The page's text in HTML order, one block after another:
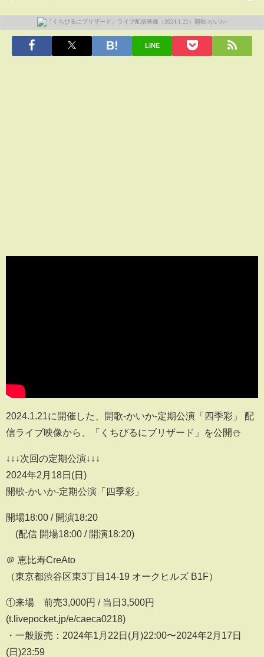
LINE
2024.1.21に開催した、開歌-かいか-定期公演「四季彩」 配
信ライブ映像から、「くちびるにブリザード」を公開⛄
↓↓↓次回の定期公演↓↓↓
2024年2月18日(日)
開歌-かいか-定期公演「四季彩」
開場18:00 / 開演18:20
(配信 開場18:00 / 開演18:20)
＠ 恵比寿CreAto
（東京都渋谷区東3丁目14-19 オークヒルズ B1F）
①来場 前売3,000円 / 当日3,500円
(t.livepocket.jp/e/caeca0218)
・一般販売：2024年1月22日(月)22:00〜2024年2月17日
(日)23:59